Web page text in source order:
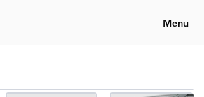
Menu